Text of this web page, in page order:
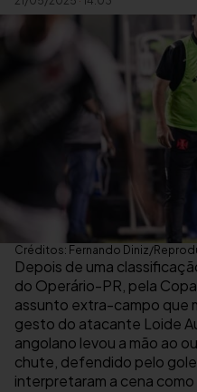
Créditos: Fernando Diniz/
Depois de uma
do Operário-PR, pela
assunto extra-campo que
gesto do atacante Loide
angolano levou a mão ao
chute, defendido pelo
interpretaram a cena